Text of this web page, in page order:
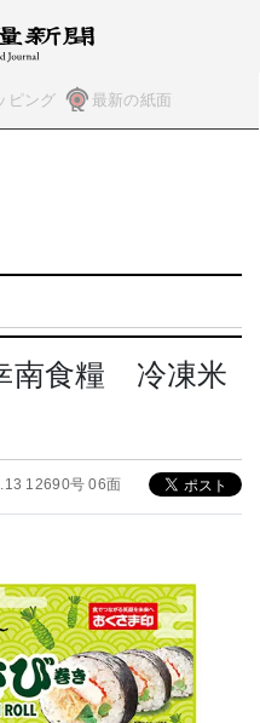
ピング 最新の紙面
南食糧 冷凍米
12690号 06面